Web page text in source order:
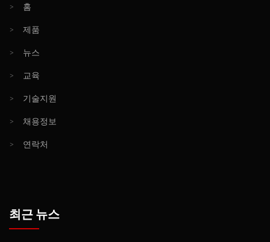
> 홈
> 제품
> 뉴스
> 교육
> 기술지원
> 채용정보
> 연락처
최근 뉴스